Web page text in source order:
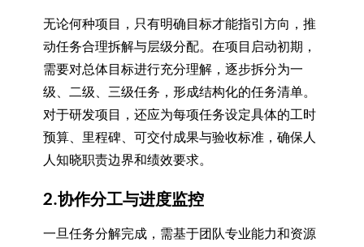
无论何种项目，只有明确目标才能指引方向，推
动任务合理拆解与层级分配。在项目启动初期，
需要对总体目标进行充分理解，逐步拆分为一
级、二级、三级任务，形成结构化的任务清单。
对于研发项目，还应为每项任务设定具体的工时
预算、里程碑、可交付成果与验收标准，确保人
人知晓职责边界和绩效要求。
2.协作分工与进度监控
一旦任务分解完成，需基于团队专业能力和资源